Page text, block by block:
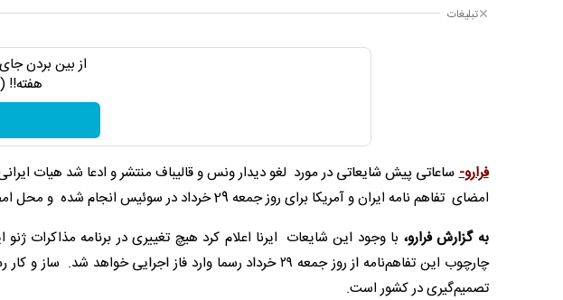
تبلیغات
هفته!!
فرارو-ساعاتی پیش شایعاتی در مورد لغو دیدار ونس و قالیباف منتشر و ادعا شد هیات
امضای تفاهم نامه ایران و آمریکا برای روز جمعه 29 خرداد در سوئیس انجام شده و محل امضا از ژنو به هتلی در بورگن‌اشتوک منتقل شده است.
به گزارش فرارو، با وجود این شایعات ایرنا اعلام کرد هیچ تغییری در برنامه مذاکرات
چارچوب این تفاهم‌نامه از روز جمعه ۲۹ خرداد رسما وارد فاز
تصمیم‌گیری در کشور است.